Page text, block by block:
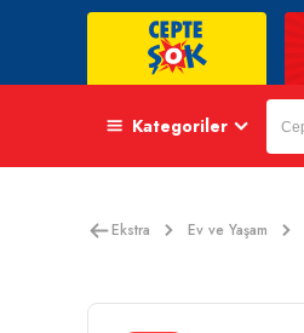
Kategoriler
Ekstra Ev ve Yaşam